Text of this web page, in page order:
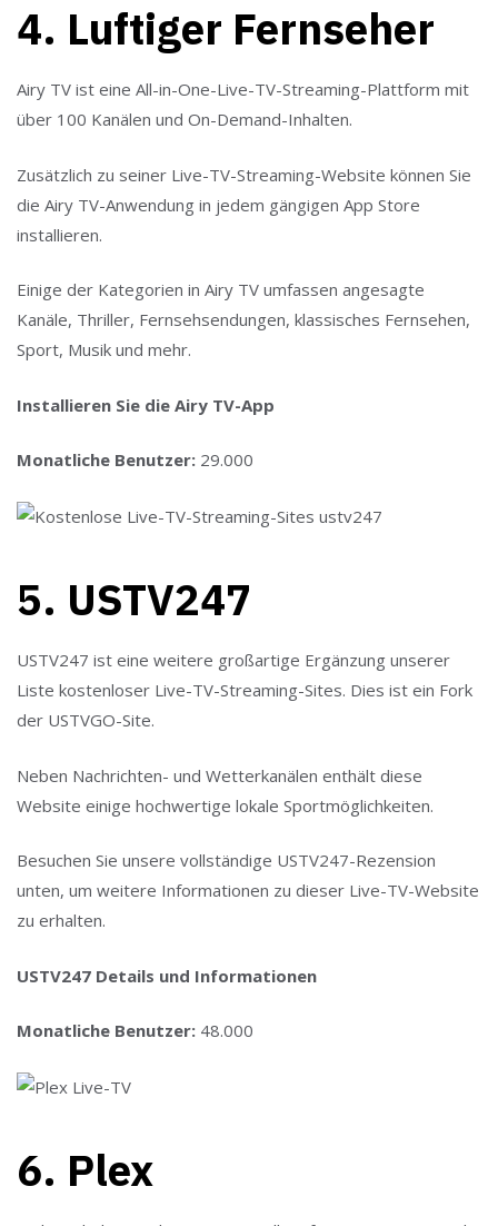
4. Luftiger Fernseher
Airy TV ist eine All-in-One-Live-TV-Streaming-Plattform mit
über 100 Kanälen und On-Demand-Inhalten.
Zusätzlich zu seiner Live-TV-Streaming-Website können Sie
die Airy TV-Anwendung in jedem gängigen App Store
installieren.
Einige der Kategorien in Airy TV umfassen angesagte
Kanäle, Thriller, Fernsehsendungen, klassisches Fernsehen,
Sport, Musik und mehr.
Installieren Sie die Airy TV-App
Monatliche Benutzer: 29.000
5. USTV247
USTV247 ist eine weitere großartige Ergänzung unserer
Liste kostenloser Live-TV-Streaming-Sites. Dies ist ein Fork
der USTVGO-Site.
Neben Nachrichten- und Wetterkanälen enthält diese
Website einige hochwertige lokale Sportmöglichkeiten.
Besuchen Sie unsere vollständige USTV247-Rezension
unten, um weitere Informationen zu dieser Live-TV-Website
zu erhalten.
USTV247 Details und Informationen
Monatliche Benutzer: 48.000
6. Plex